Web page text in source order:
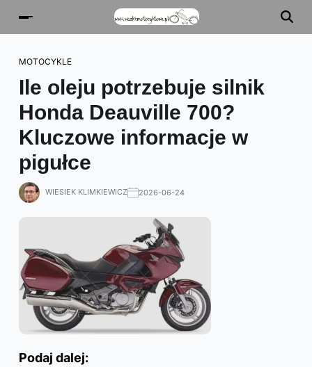
MOTOCYKLE
Ile oleju potrzebuje silnik
Honda Deauville 700?
Kluczowe informacje w
pigułce
WIESIEK KLIMKIEWICZ 2026-06-24
Podaj dalej: